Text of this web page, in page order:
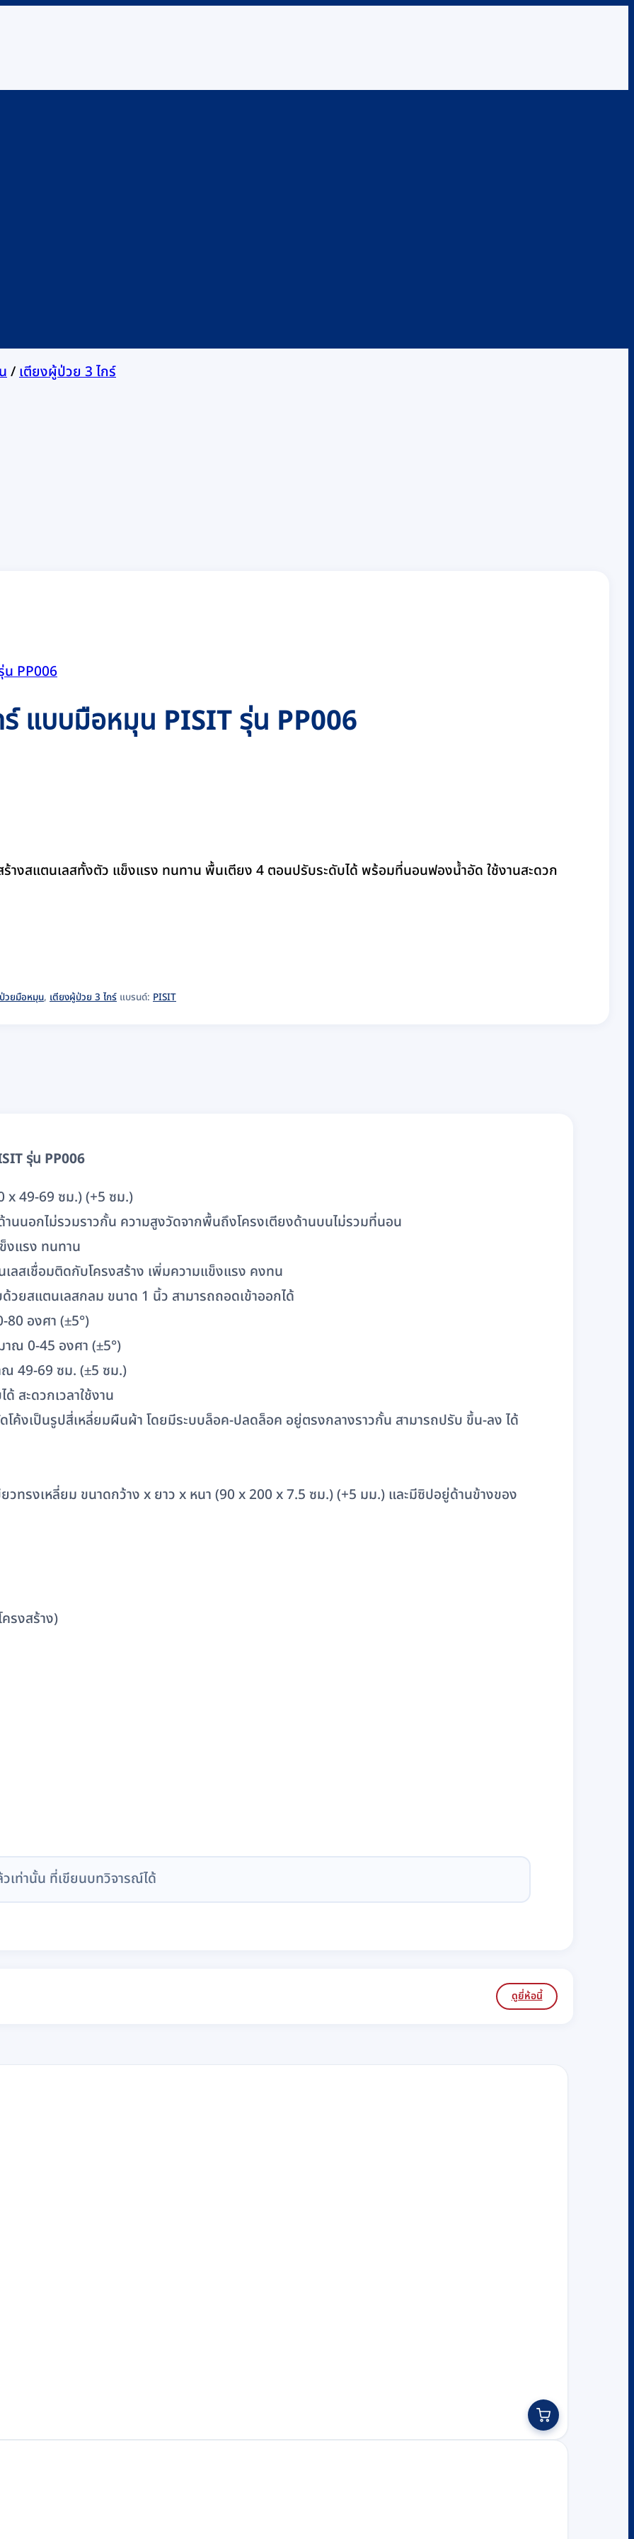
/เตียงผู้ป่วย 3 ไกร์
แบบมือหมุน PISIT รุ่น PP006
างสแตนเลสทั้งตัว แข็งแรง ทนทาน พื้นเตียง 4 ตอนปรับระดับได้ พร้อมที่นอนฟองน้ำอัด ใช้งานสะดวก
วยมือหมุน, เตียงผู้ป่วย 3 ไกร์ แบรนด์: PISIT
รุ่น PP006
x 49-69 ซม.) (+5 ซม.)
านนอกไม่รวมราวกั้น ความสูงวัดจากพื้นถึงโครงเตียงด้านบนไม่รวมที่นอน
งแรง ทนทาน
ลสเชื่อมติดกับโครงสร้าง เพิ่มความแข็งแรง คงทน
วยสแตนเลสกลม ขนาด 1 นิ้ว สามารถถอดเข้าออกได้
80 องศา (±5°)
าณ 0-45 องศา (±5°)
ณ 49-69 ซม. (±5 ซม.)
สะดวกเวลาใช้งาน
ค้งเป็นรูปสี่เหลี่ยมผืนผ้า โดยมีระบบล็อค-ปลดล็อค อยู่ตรงกลางราวกั้น สามารถปรับ ขึ้น-ลง ได้
ทรงเหลี่ยม ขนาดกว้าง x ยาว x หนา (90 x 200 x 7.5 ซม.) (+5 มม.) และมีซิปอยู่ด้านข้างของ
รงสร้าง)
เท่านั้น ที่เขียนบทวิจารณ์ได้
ดูยี่ห้อนี้